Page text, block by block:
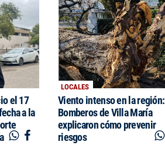
el 17
a la
LOCALES
Viento intenso en la región:
Bomberos de Villa María
explicaron cómo prevenir
riesgos